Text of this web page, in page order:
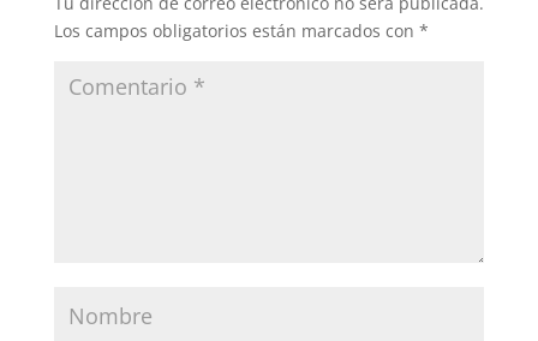
Los campos obligatorios están marcados con *